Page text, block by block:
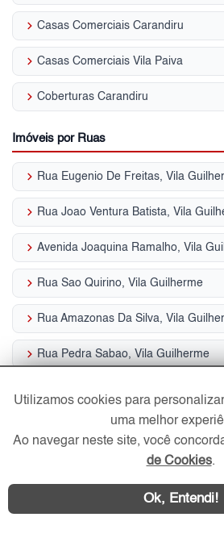
keyboard_arrow_right Casas Comerciais Carandiru
keyboard_arrow_right Casas Comerciais Vila Paiva
keyboard_arrow_right Coberturas Carandiru
Imóveis por Ruas
keyboard_arrow_right Rua Eugenio De Freitas, Vila
keyboard_arrow_right Rua Joao Ventura Batista, Vila
keyboard_arrow_right Avenida Joaquina Ramalho, Vila
keyboard_arrow_right Rua Sao Quirino, Vila Guilherme
keyboard_arrow_right Rua Amazonas Da Silva, Vila
keyboard_arrow_rightRua Pedra Sabao, Vila Guilherme
Rua Tapirai, Vila Guilherme
Rua Capitao Francisco Lipi, Vila
Rua Piata, Vila Guilherme
Utilizamos cookies para
uma melhor
Ao navegar neste site, você
de Cookies.
Ok, Entendi!